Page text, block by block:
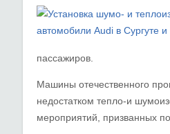
пассажиров.
Машины отечественного
недостатком тепло-и
мероприятий, призванных